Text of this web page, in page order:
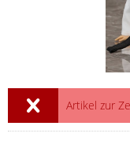
Artikel zur